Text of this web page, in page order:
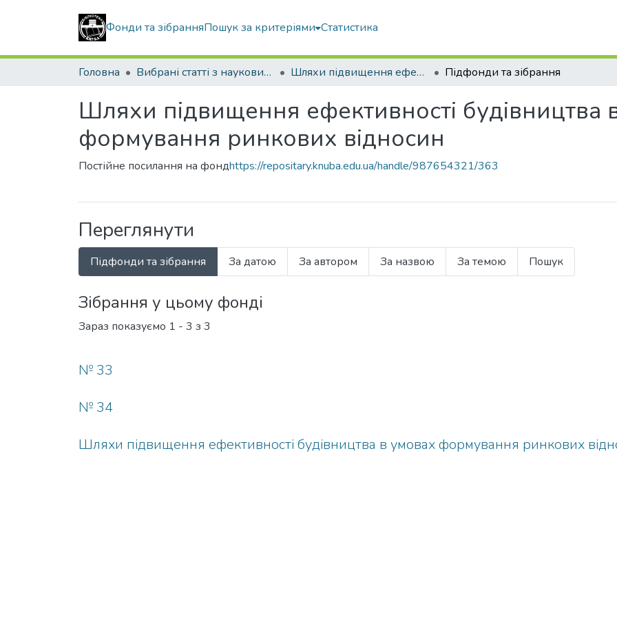
Фонди та зібранняПошук за критеріями Статистика
Головна Вибрані статті з наукових збірників КНУБА Шляхи підвищення ефективності будівництва в умовах формування ринкових відносин Підфонди та зібрання
Шляхи підвищення ефективності будівництва
формування ринкових відносин
Постійне посилання на фондhttps://repositary.knuba.edu.ua/handle/987654321/363
Переглянути
Підфонди та зібрання За датою За автором За назвою За темою Пошук
Зібрання у цьому фонді
Зараз показуємо 1 - 3 з 3
№ 33
№ 34
Шляхи підвищення ефективності будівництва в умовах формування ринкових